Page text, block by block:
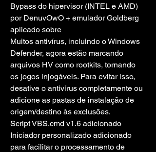
Bypass do hipervisor (INTEL e AMD)
por DenuvOwO + emulador Goldberg
aplicado sobre
Muitos antivírus, incluindo o Windows
Defender, agora estão marcando
arquivos HV como rootkits, tornando
os jogos injogáveis. Para evitar isso,
desative o antivírus completamente ou
adicione as pastas de instalação de
origem/destino às exclusões.
Script VBS.cmd v1.6 adicionado
Iniciador personalizado adicionado
para facilitar o processamento de